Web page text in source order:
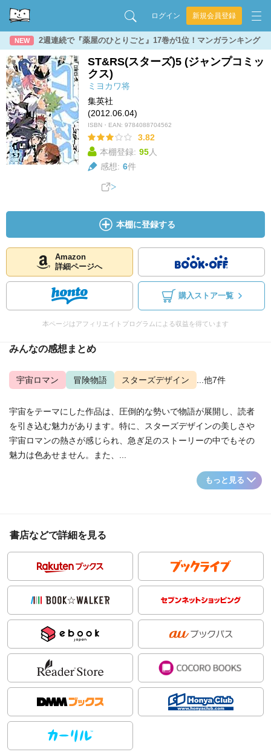
ログイン 新規会員登録
NEW 2週連続で『薬屋のひとりごと』17巻が1位！マンガランキング
ST&RS(スターズ)5 (ジャンプコミッ
クス)
ミヨカワ将
集英社
(2012.06.04)
ISBN・EAN: 9784088704562
3.82
本棚登録: 95人
感想: 6件
本棚に登録する
Amazon
詳細ページへ
購入ストア一覧
本ページはアフィリエイトプログラムによる収益を得ています
みんなの感想まとめ
宇宙ロマン 冒険物語 スターズデザイン ...他7件
宇宙をテーマにした作品は、圧倒的な勢いで物語が展開し、読者
を引き込む魅力があります。特に、スターズデザインの美しさや
宇宙ロマンの熱さが感じられ、急ぎ足のストーリーの中でもその
魅力は色あせません。また、...
もっと見る
書店などで詳細を見る